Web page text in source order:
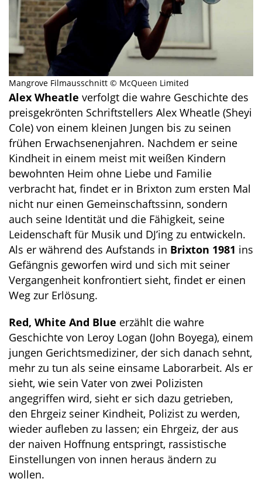
Mangrove Filmausschnitt © McQueen Limited
Alex Wheatle verfolgt die wahre Geschichte des
preisgekrönten Schriftstellers Alex Wheatle (Sheyi
Cole) von einem kleinen Jungen bis zu seinen
frühen Erwachsenenjahren. Nachdem er seine
Kindheit in einem meist mit weißen Kindern
bewohnten Heim ohne Liebe und Familie
verbracht hat, findet er in Brixton zum ersten Mal
nicht nur einen Gemeinschaftssinn, sondern
auch seine Identität und die Fähigkeit, seine
Leidenschaft für Musik und DJ’ing zu entwickeln.
Als er während des Aufstands in Brixton 1981 ins
Gefängnis geworfen wird und sich mit seiner
Vergangenheit konfrontiert sieht, findet er einen
Weg zur Erlösung.
Red, White And Blue erzählt die wahre
Geschichte von Leroy Logan (John Boyega), einem
jungen Gerichtsmediziner, der sich danach sehnt,
mehr zu tun als seine einsame Laborarbeit. Als er
sieht, wie sein Vater von zwei Polizisten
angegriffen wird, sieht er sich dazu getrieben,
den Ehrgeiz seiner Kindheit, Polizist zu werden,
wieder aufleben zu lassen; ein Ehrgeiz, der aus
der naiven Hoffnung entspringt, rassistische
Einstellungen von innen heraus ändern zu
wollen.